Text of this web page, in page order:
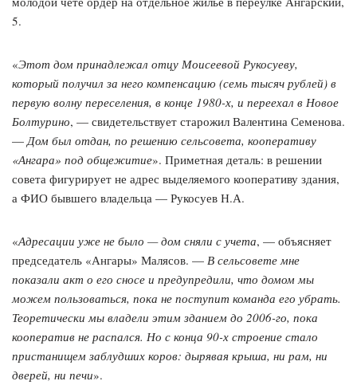
5.
«Этот дом принадлежал отцу Моисеевой Рукосуеву,
который получил за него компенсацию (семь тысяч рублей) в
первую волну переселения, в конце 1980-х, и переехал в Новое
Болтурино, — свидетельствует старожил Валентина Семенова.
—Дом был отдан, по решению сельсовета, кооперативу
«Ангара» под общежитие». Приметная деталь: в решении
совета фигурирует не адрес выделяемого кооперативу здания,
а ФИО бывшего владельца — Рукосуев Н.А.
«Адресации уже не было — дом сняли с учета, — объясняет
председатель «Ангары» Малясов. — В сельсовете мне
показали акт о его сносе и предупредили, что домом мы
можем пользоваться, пока не поступит команда его убрать.
Теоретически мы владели этим зданием до 2006-го, пока
кооператив не распался. Но с конца 90-х строение стало
пристанищем заблудших коров: дырявая крыша, ни рам, ни
дверей, ни печи».